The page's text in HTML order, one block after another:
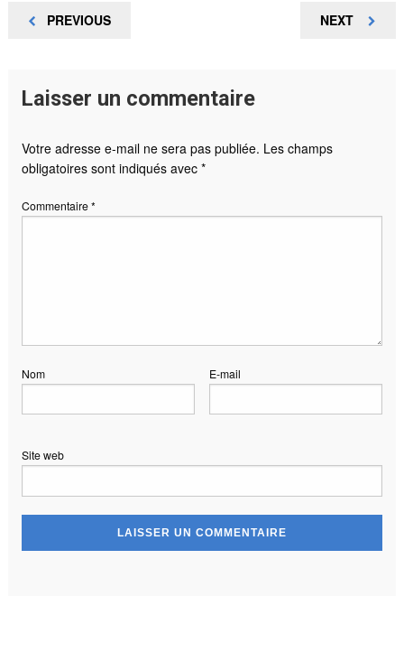
Navigation
l’article
PREVIOUS
PREVIOUS
NEXT
NEXT
Laisser un commentaire
Votre adresse e-mail ne sera pas publiée. Les champs
obligatoires sont indiqués avec *
Commentaire*
Nom E-mail
Site web